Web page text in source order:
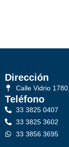
Dirección
Calle Vidrio
Teléfono
33 3825 0407
33 3825 3602
33 3856 3695